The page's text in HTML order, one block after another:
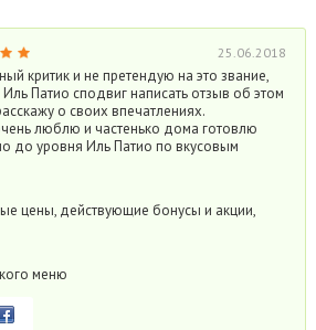
25.06.2018
критик и не претендую на это звание,
Патио сподвиг написать отзыв об этом
о своих впечатлениях.
люблю и частенько дома готовлю
до уровня Иль Патио по вкусовым
цены, действующие бонусы и акции,
меню